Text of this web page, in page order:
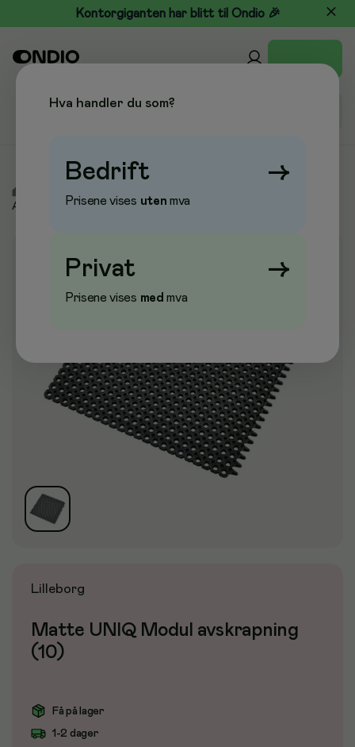
Kontorgiganten har blitt til Ondio 🎉
Absorbasjonsmatter
Lilleborg
Matte UNIQ Modul avskrapning
(10)
Få på lager
1-2 dager
Hva handler du som?
Bedrift →
Prisene vises uten mva
Privat →
Prisene vises med mva